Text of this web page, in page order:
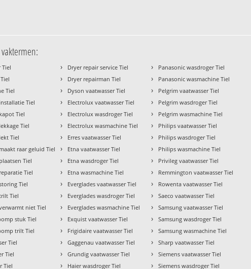
Tiel
Tiel
Tiel
Tiel
Tiel
Tiel
raar geluid Tiel
Tiel
Tiel
Tiel
Tiel
niet Tiel
stuk Tiel
trilt Tiel
Tiel
Tiel
Tiel
› Dryer repair service Tiel
› Dryer repairman Tiel
› Dyson vaatwasser Tiel
› Electrolux vaatwasser Tiel
› Electrolux wasdroger Tiel
› Electrolux wasmachine Tiel
› Erres vaatwasser Tiel
› Etna vaatwasser Tiel
› Etna wasdroger Tiel
› Etna wasmachine Tiel
› Everglades vaatwasser Tiel
› Everglades wasdroger Tiel
› Everglades wasmachine Tiel
› Exquist vaatwasser Tiel
› Frigidaire vaatwasser Tiel
› Gaggenau vaatwasser Tiel
› Grundig vaatwasser Tiel
› Haier wasdroger Tiel
› Panasonic wasdroger Tiel
› Panasonic wasmachine Tiel
› Pelgrim vaatwasser Tiel
› Pelgrim wasdroger Tiel
› Pelgrim wasmachine Tiel
› Philips vaatwasser Tiel
› Philips wasdroger Tiel
› Philips wasmachine Tiel
› Privileg vaatwasser Tiel
› Remmington vaatwasser Tiel
› Rowenta vaatwasser Tiel
› Saeco vaatwasser Tiel
› Samsung vaatwasser Tiel
› Samsung wasdroger Tiel
› Samsung wasmachine Tiel
› Sharp vaatwasser Tiel
› Siemens vaatwasser Tiel
› Siemens wasdroger Tiel